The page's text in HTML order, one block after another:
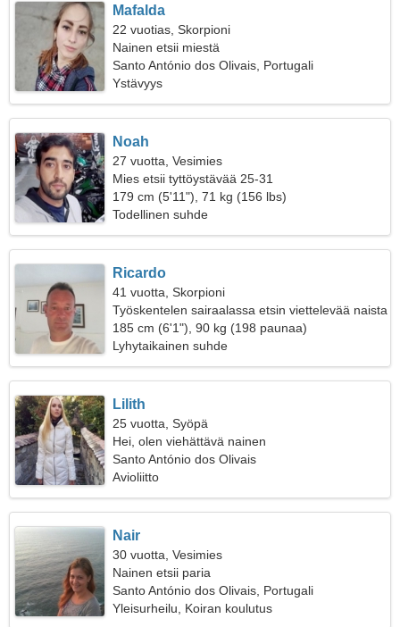
Mafalda
22 vuotias, Skorpioni
Nainen etsii miestä
Santo António dos Olivais, Portugali
Ystävyys
Noah
27 vuotta, Vesimies
Mies etsii tyttöystävää 25-31
179 cm (5'11"), 71 kg (156 lbs)
Todellinen suhde
Ricardo
41 vuotta, Skorpioni
Työskentelen sairaalassa etsin viettelevää naista
185 cm (6'1"), 90 kg (198 paunaa)
Lyhytaikainen suhde
Lilith
25 vuotta, Syöpä
Hei, olen viehättävä nainen
Santo António dos Olivais
Avioliitto
Nair
30 vuotta, Vesimies
Nainen etsii paria
Santo António dos Olivais, Portugali
Yleisurheilu, Koiran koulutus